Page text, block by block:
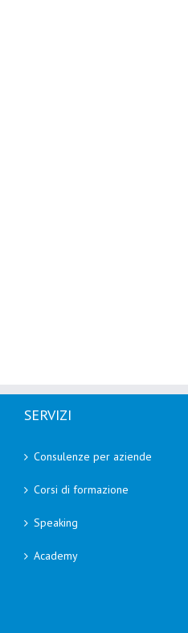
SERVIZI
Consulenze per aziende
Corsi di formazione
Speaking
Academy